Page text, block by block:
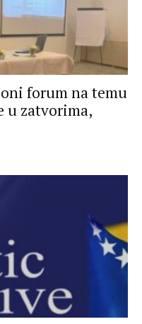
forum na temu
u zatvorima,